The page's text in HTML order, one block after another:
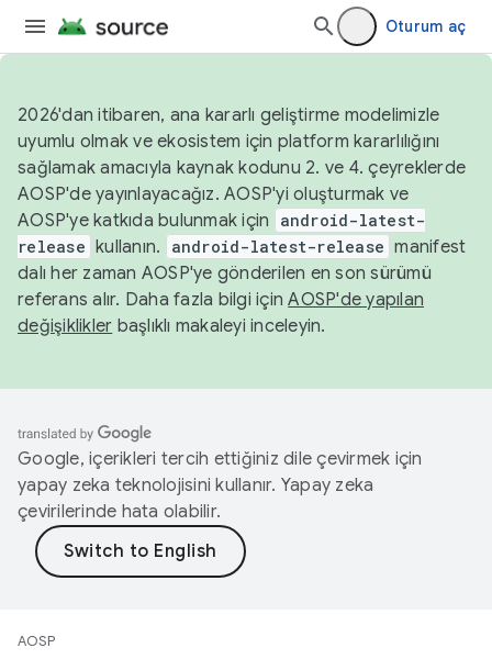
Oturum aç
2026'dan itibaren, ana kararlı geliştirme modelimizle
uyumlu olmak ve ekosistem için platform kararlılığını
sağlamak amacıyla kaynak kodunu 2. ve 4. çeyreklerde
AOSP'de yayınlayacağız. AOSP'yi oluşturmak ve
AOSP'ye katkıda bulunmak için
android-latest-
release kullanın. android-latest-release manifest
dalı her zaman AOSP'ye gönderilen en son sürümü
referans alır. Daha fazla bilgi içinAOSP'de yapılan
değişiklikler başlıklı makaleyi inceleyin.
Google, içerikleri tercih ettiğiniz dile çevirmek için
yapay zeka teknolojisini kullanır. Yapay zeka
çevirilerinde hata olabilir.
AOSP